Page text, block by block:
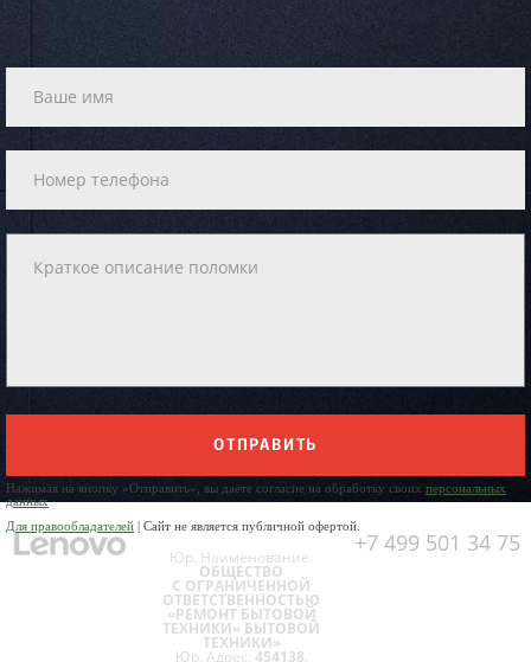
ОТПРАВИТЬ
Нажимая на кнопку «Отправить», вы даете согласие на обработку своих персональных
данных
Для правообладателей | Сайт не является публичной офертой.
+7 499 501 34 75
Юр. Наименование:
ОБЩЕСТВО
С ОГРАНИЧЕННОЙ
ОТВЕТСТВЕННОСТЬЮ
«РЕМОНТ БЫТОВОЙ
ТЕХНИКИ» БЫТОВОЙ
ТЕХНИКИ»
Юр. Адрес: 454138,